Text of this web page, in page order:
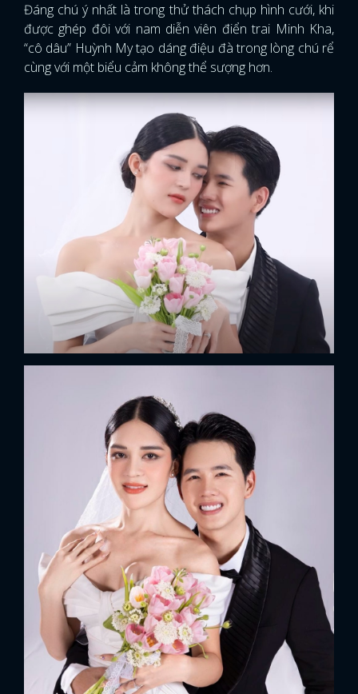
Đáng chú ý nhất là trong thử thách chụp hình cưới, khi
được ghép đôi với nam diễn viên điển trai Minh Kha,
“cô dâu” Huỳnh My tạo dáng điệu đà trong lòng chú rể
cùng với một biểu cảm không thể sượng hơn.